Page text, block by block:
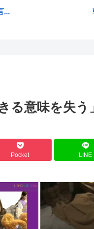
...
る意味を失う
Pocket LINE